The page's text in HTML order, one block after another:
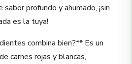
profundo y ahumado, ¡sin
es la tuya!
combina bien?** Es un
carnes rojas y blancas,